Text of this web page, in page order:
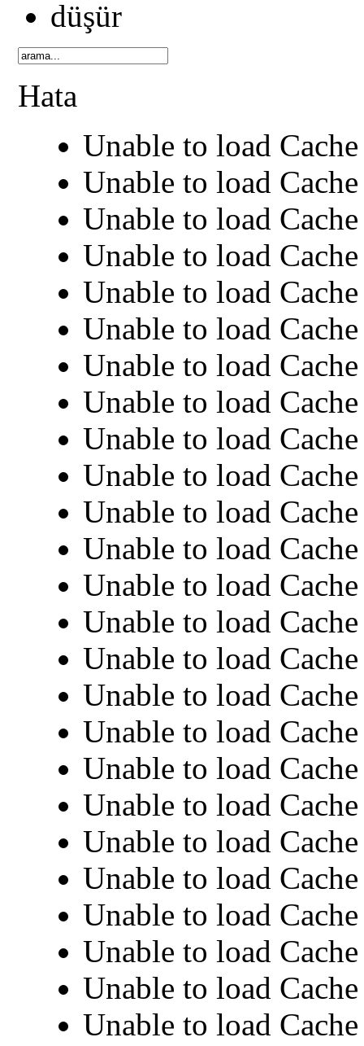
Hata
Unable to load
Unable to load
Unable to load
Unable to load
Unable to load
Unable to load
Unable to load
Unable to load
Unable to load
Unable to load
Unable to load
Unable to load
Unable to load
Unable to load
Unable to load
Unable to load
Unable to load
Unable to load
Unable to load
Unable to load
Unable to load
Unable to load
Unable to load
Unable to load
Unable to load